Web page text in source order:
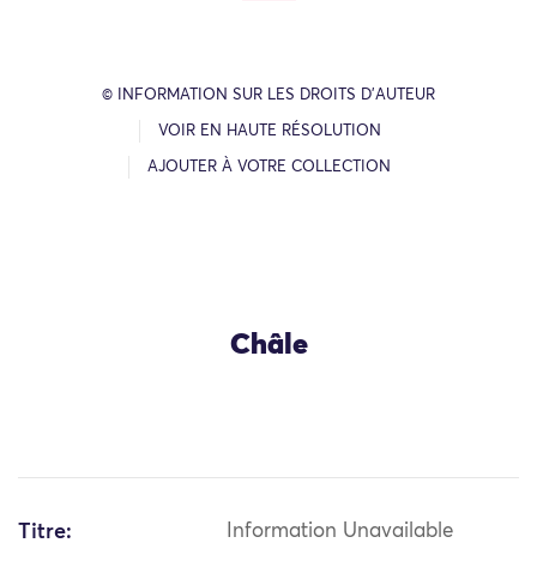
© INFORMATION SUR LES DROITS D’AUTEUR
VOIR EN HAUTE RÉSOLUTION
AJOUTER À VOTRE COLLECTION
Châle
Titre: Information Unavailable